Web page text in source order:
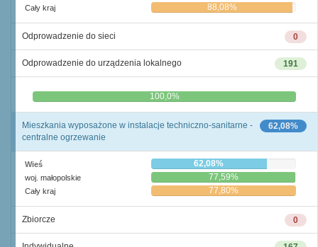
Cały kraj 88,08%
0
Odprowadzenie do sieci
191
Odprowadzenie do urządzenia lokalnego
0,0% 100,0%
62,08%
Mieszkania wyposażone w instalacje techniczno-sanitarne -
centralne ogrzewanie
Wieś 62,08%
woj. małopolskie 77,59%
Cały kraj 77,80%
0
Zbiorcze